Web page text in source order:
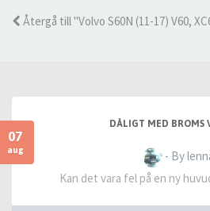
Återgå till "Volvo S60N (11-17) V60,
07
aug
DÅLIGT MED BROMS
- By
Kan det vara fel på en ny